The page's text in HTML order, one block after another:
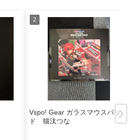
Vspo! Gear ガラスマウスパッ
ド 猫汰つな